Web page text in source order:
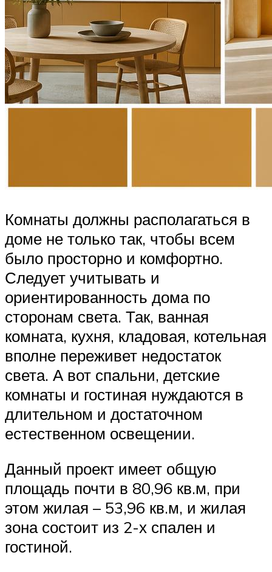
Комнаты должны располагаться в
доме не только так, чтобы всем
было просторно и комфортно.
Следует учитывать и
ориентированность дома по
сторонам света. Так, ванная
комната, кухня, кладовая, котельная
вполне переживет недостаток
света. А вот спальни, детские
комнаты и гостиная нуждаются в
длительном и достаточном
естественном освещении.
Данный проект имеет общую
площадь почти в 80,96 кв.м, при
этом жилая – 53,96 кв.м, и жилая
зона состоит из 2-х спален и
гостиной.